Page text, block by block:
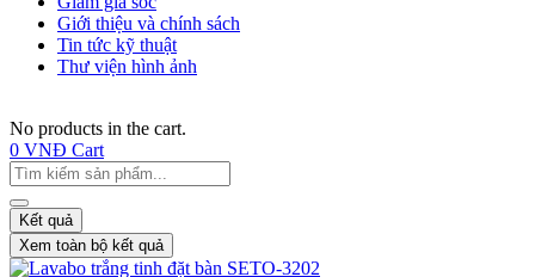
Giới thiệu và chính sách
Tin tức kỹ thuật
Thư viện hình ảnh
No products in the cart.
0 VNĐ Cart
Kết quả
Xem toàn bộ kết quả